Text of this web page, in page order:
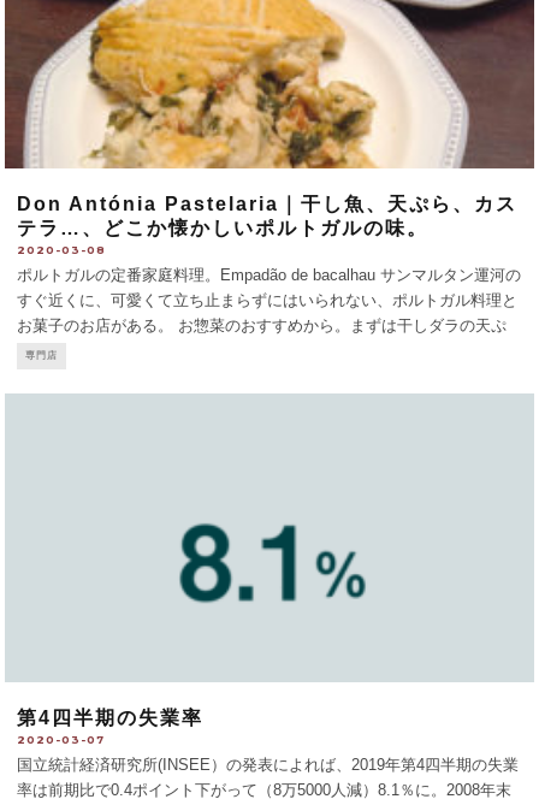
Don Antónia Pastelaria｜干し魚、天ぷら、カス
テラ…、どこか懐かしいポルトガルの味。
2020-03-08
ポルトガルの定番家庭料理。Empadão de bacalhau サンマルタン運河の
すぐ近くに、可愛くて立ち止まらずにはいられない、ポルトガル料理と
お菓子のお店がある。 お惣菜のおすすめから。まずは干しダラの天ぷ
らPatanisca de bacalhau（47€/kg）。粗くほぐされた身の歯ごたえが魅
専門店
第4四半期の失業率
2020-03-07
国立統計経済研究所(INSEE）の発表によれば、2019年第4四半期の失業
率は前期比で0.4ポイント下がって（8万5000人減）8.1％に。2008年末